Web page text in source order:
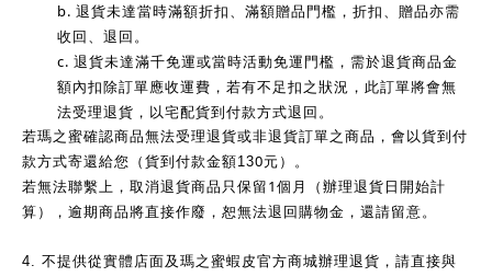
b. 退貨未達當時滿額折扣、滿額贈品門檻，折扣、贈品亦需
收回、退回。
c. 退貨未達滿千免運或當時活動免運門檻，需於退貨商品金
額內扣除訂單應收運費，若有不足扣之狀況，此訂單將會無
法受理退貨，以宅配貨到付款方式退回。
若瑪之蜜確認商品無法受理退貨或非退貨訂單之商品，會以貨到付
款方式寄還給您（貨到付款金額130元）。
若無法聯繫上，取消退貨商品只保留 1 個月（辦理退貨日開始計
算），逾期商品將直接作廢，恕無法退回購物金，還請留意。
4. 不提供從實體店面及瑪之蜜蝦皮官方商城辦理退貨，請直接與